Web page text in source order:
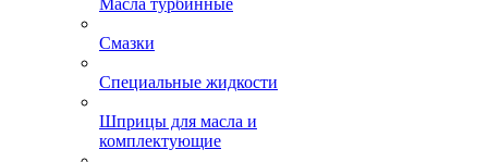
Масла турбинные
Смазки
Специальные жидкости
Шприцы для масла и
комплектующие